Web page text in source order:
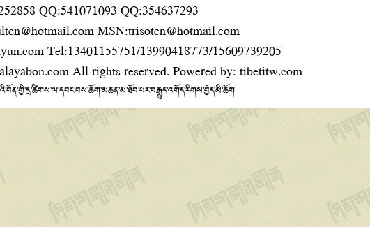
QQ:541071093 QQ:354637293
MSN:trisoten@hotmail.com
Tel:13401155751/13990418773/15609739205
All rights reserved. Powered by: tibetitw.com